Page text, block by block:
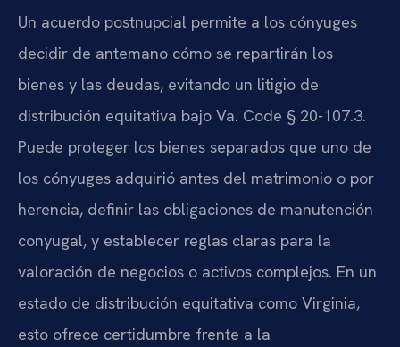
Un acuerdo postnupcial permite a los cónyuges
decidir de antemano cómo se repartirán los
bienes y las deudas, evitando un litigio de
distribución equitativa bajo Va. Code § 20-107.3.
Puede proteger los bienes separados que uno de
los cónyuges adquirió antes del matrimonio o por
herencia, definir las obligaciones de manutención
conyugal, y establecer reglas claras para la
valoración de negocios o activos complejos. En un
estado de distribución equitativa como Virginia,
esto ofrece certidumbre frente a la